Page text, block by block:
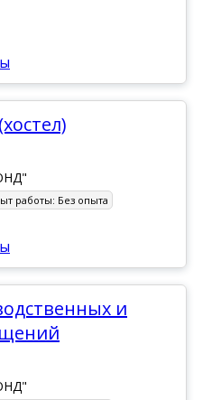
работы: Без опыта